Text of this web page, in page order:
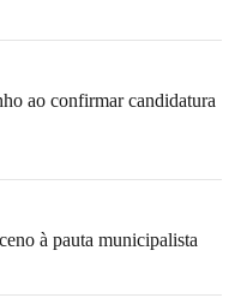
ao confirmar candidatura
à pauta municipalista